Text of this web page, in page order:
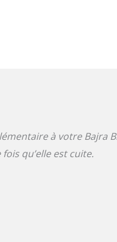
à votre Bajra
qu’elle est cuite.